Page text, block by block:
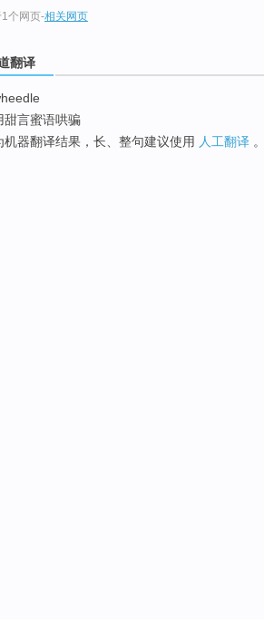
1个网页-相关网页
翻译
甜言蜜语哄骗
机器翻译结果，长、整句建议使用 人工翻译